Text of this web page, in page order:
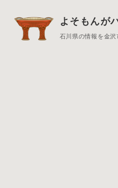
よそもんが
石川県の情報を金沢